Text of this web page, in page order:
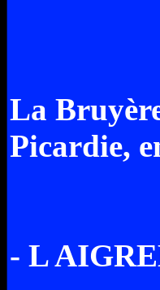
La
Picardie,
- L